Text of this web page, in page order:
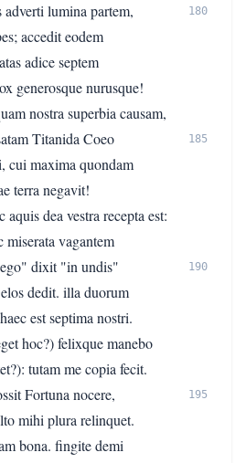
lumina partem,
180
accedit eodem
adice septem
generosque nurusque!
nostra superbia causam,
Titanida Coeo
185
cui maxima quondam
terra negavit!
dea vestra recepta est:
miserata vagantem
dixit "in undis"
190
dedit. illa duorum
est septima nostri.
hoc?) felixque manebo
tutam me copia fecit.
Fortuna nocere,
195
mihi plura relinquet.
bona. fingite demi